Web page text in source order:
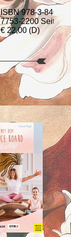
ISBN 978-3-8403-
7753-2200 Seiten
€ 22,00 (D)